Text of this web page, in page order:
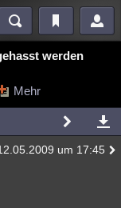
Kriminalfälle
werden
Mehr
um 17:45